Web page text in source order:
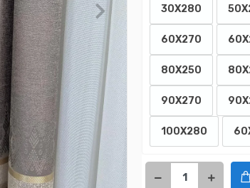
30X280
60X270
80X250
90X270
100X280